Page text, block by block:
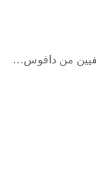
من دافوس…